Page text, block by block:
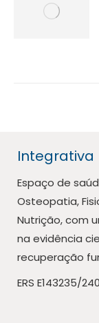
Integrativa
Espaço de
Osteopatia,
Nutrição, com
na evidência
recuperação
ERS E143235/